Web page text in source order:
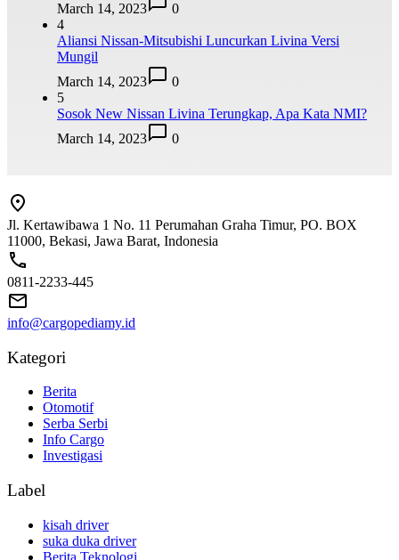
March 14, 2023
0
4
Aliansi Nissan-Mitsubishi Luncurkan Livina Versi
Mungil
March 14, 2023
0
5
Sosok New Nissan Livina Terungkap, Apa Kata NMI?
March 14, 2023
0
Jl. Kertawibawa 1 No. 11 Perumahan Graha Timur, PO. BOX
11000, Bekasi, Jawa Barat, Indonesia
0811-2233-445
info@cargopediamy.id
Kategori
Berita
Otomotif
Serba Serbi
Info Cargo
Investigasi
Label
kisah driver
suka duka driver
Berita Teknologi